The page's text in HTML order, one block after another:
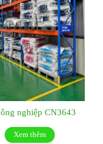
nghiệp CN3643
Xem thêm